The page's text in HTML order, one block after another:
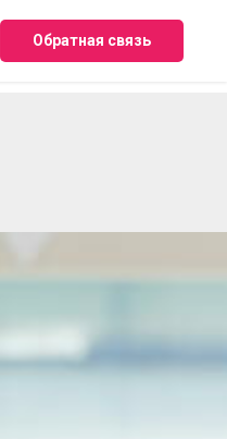
Обратная связь